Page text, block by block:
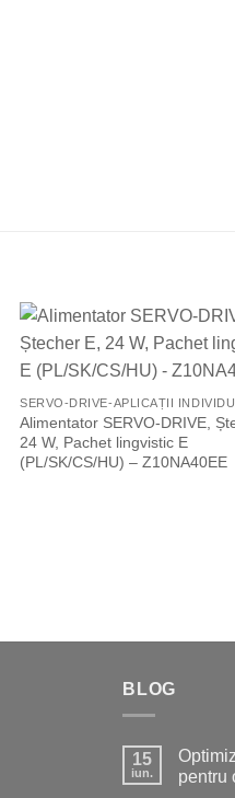
SERVO-DRIVE-APLICAȚII
Alimentator SERVO-DRIVE,
24 W, Pachet lingvistic E
(PL/SK/CS/HU) – Z10NA40EE
BLOG
15
iun.
pentru